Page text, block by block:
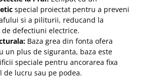
special proiectat pentru a preveni
si a piliturii, reducand la
defectiuni electrice.
Baza grea din fonta ofera
un plus de siguranta, baza este
speciale pentru ancorarea fixa
de lucru sau pe podea.